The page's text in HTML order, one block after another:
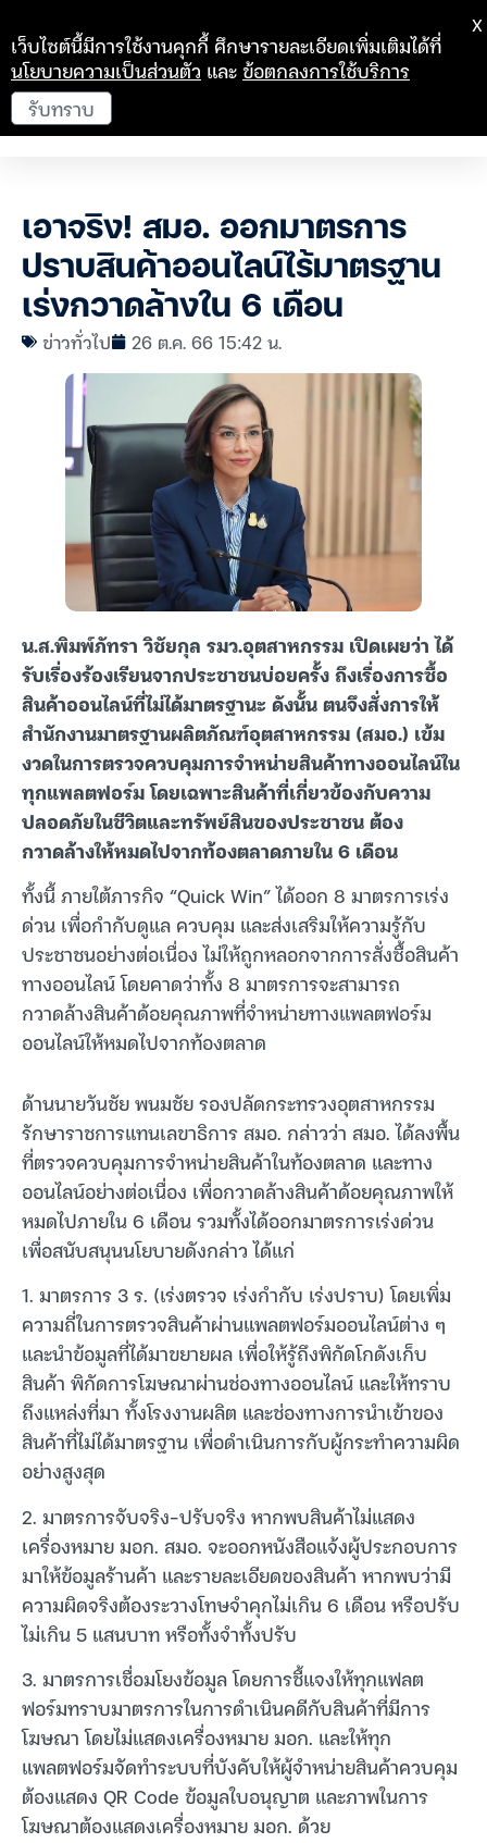
เอาจริง! สมอ. ออกมาตรการ
ปราบสินค้าออนไลน์ไร้มาตรฐาน
เร่งกวาดล้างใน 6 เดือน
ข่าวทั่วไป 26 ต.ค. 66 15:42 น.
น.ส.พิมพ์ภัทรา วิชัยกุล รมว.อุตสาหกรรม เปิดเผยว่า ได้
รับเรื่องร้องเรียนจากประชาชนบ่อยครั้ง ถึงเรื่องการซื้อ
สินค้าออนไลน์ที่ไม่ได้มาตรฐานะ ดังนั้น ตนจึงสั่งการให้
สำนักงานมาตรฐานผลิตภัณฑ์อุตสาหกรรม (สมอ.) เข้ม
งวดในการตรวจควบคุมการจำหน่ายสินค้าทางออนไลน์ใน
ทุกแพลตฟอร์ม โดยเฉพาะสินค้าที่เกี่ยวข้องกับความ
ปลอดภัยในชีวิตและทรัพย์สินของประชาชน ต้อง
กวาดล้างให้หมดไปจากท้องตลาดภายใน 6 เดือน
ทั้งนี้ ภายใต้ภารกิจ “Quick Win” ได้ออก 8 มาตรการเร่ง
ด่วน เพื่อกำกับดูแล ควบคุม และส่งเสริมให้ความรู้กับ
ประชาชนอย่างต่อเนื่อง ไม่ให้ถูกหลอกจากการสั่งซื้อสินค้า
ทางออนไลน์ โดยคาดว่าทั้ง 8 มาตรการจะสามารถ
กวาดล้างสินค้าด้อยคุณภาพที่จำหน่ายทางแพลตฟอร์ม
ออนไลน์ให้หมดไปจากท้องตลาด
ด้านนายวันชัย พนมชัย รองปลัดกระทรวงอุตสาหกรรม
รักษาราชการแทนเลขาธิการ สมอ. กล่าวว่า สมอ. ได้ลงพื้น
ที่ตรวจควบคุมการจำหน่ายสินค้าในท้องตลาด และทาง
ออนไลน์อย่างต่อเนื่อง เพื่อกวาดล้างสินค้าด้อยคุณภาพให้
หมดไปภายใน 6 เดือน รวมทั้งได้ออกมาตรการเร่งด่วน
เพื่อสนับสนุนนโยบายดังกล่าว ได้แก่
1. มาตรการ 3 ร. (เร่งตรวจ เร่งกำกับ เร่งปราบ) โดยเพิ่ม
ความถี่ในการตรวจสินค้าผ่านแพลตฟอร์มออนไลน์ต่าง ๆ
และนำข้อมูลที่ได้มาขยายผล เพื่อให้รู้ถึงพิกัดโกดังเก็บ
สินค้า พิกัดการโฆษณาผ่านช่องทางออนไลน์ และให้ทราบ
ถึงแหล่งที่มา ทั้งโรงงานผลิต และช่องทางการนำเข้าของ
สินค้าที่ไม่ได้มาตรฐาน เพื่อดำเนินการกับผู้กระทำความผิด
อย่างสูงสุด
2. มาตรการจับจริง-ปรับจริง หากพบสินค้าไม่แสดง
เครื่องหมาย มอก. สมอ. จะออกหนังสือแจ้งผู้ประกอบการ
มาให้ข้อมูลร้านค้า และรายละเอียดของสินค้า หากพบว่ามี
ความผิดจริงต้องระวางโทษจำคุกไม่เกิน 6 เดือน หรือปรับ
ไม่เกิน 5 แสนบาท หรือทั้งจำทั้งปรับ
3. มาตรการเชื่อมโยงข้อมูล โดยการชี้แจงให้ทุกแฟลต
ฟอร์มทราบมาตรการในการดำเนินคดีกับสินค้าที่มีการ
โฆษณา โดยไม่แสดงเครื่องหมาย มอก. และให้ทุก
แพลตฟอร์มจัดทำระบบที่บังคับให้ผู้จำหน่ายสินค้าควบคุม
ต้องแสดง QR Code ข้อมูลใบอนุญาต และภาพในการ
โฆษณาต้องแสดงเครื่องหมาย มอก. ด้วย
เว็บไซต์นี้มีการใช้งานคุกกี้ ศึกษารายละเอียดเพิ่มเติมได้ที่
นโยบายความเป็นส่วนตัว และข้อตกลงการใช้บริการ
รับทราบ
X